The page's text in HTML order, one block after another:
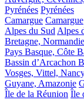
Pyrénées Pyrénées
Camargue Camargue
Alpes du SudAlpes
Bretagne, Normandie
Pays Basque, Côte
Bassin d’Arcachon
Vosges, Vittel,
Guyane, Amazonie
Île de la Réunion Île